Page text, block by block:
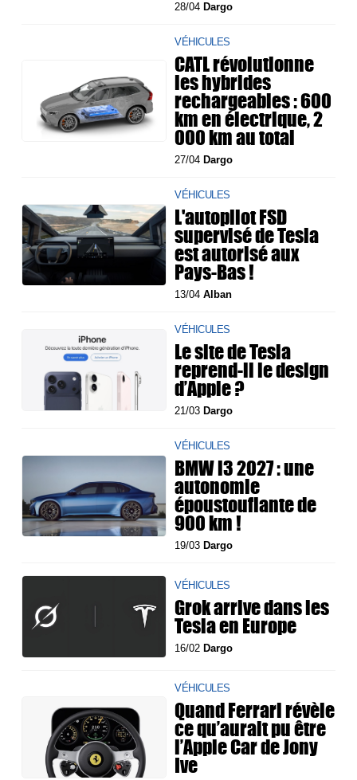
28/04 Dargo
VÉHICULES
CATL révolutionne
les hybrides
rechargeables : 600
km en électrique, 2
000 km au total
27/04 Dargo
VÉHICULES
L'autopilot FSD
supervisé de Tesla
est autorisé aux
Pays-Bas !
13/04Alban
VÉHICULES
Le site de Tesla
reprend-il le design
d’Apple ?
21/03 Dargo
VÉHICULES
BMW i3 2027 : une
autonomie
époustouflante de
900 km !
19/03 Dargo
VÉHICULES
Grok arrive dans les
Tesla en Europe
16/02 Dargo
VÉHICULES
Quand Ferrari révèle
ce qu’aurait pu être
l’Apple Car de Jony
Ive